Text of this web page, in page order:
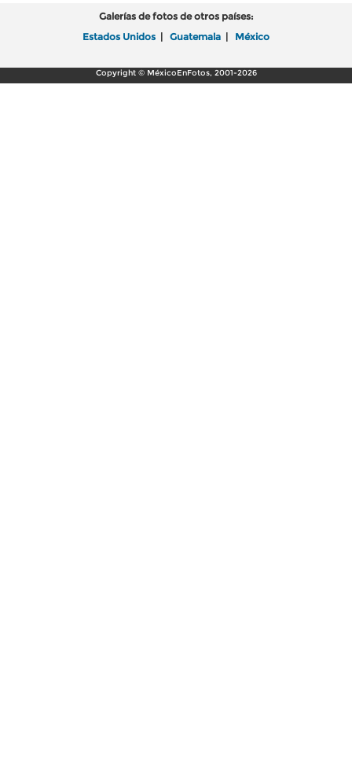
Galerías de fotos de otros países:
Estados Unidos | Guatemala | México
Copyright © MéxicoEnFotos, 2001-2026